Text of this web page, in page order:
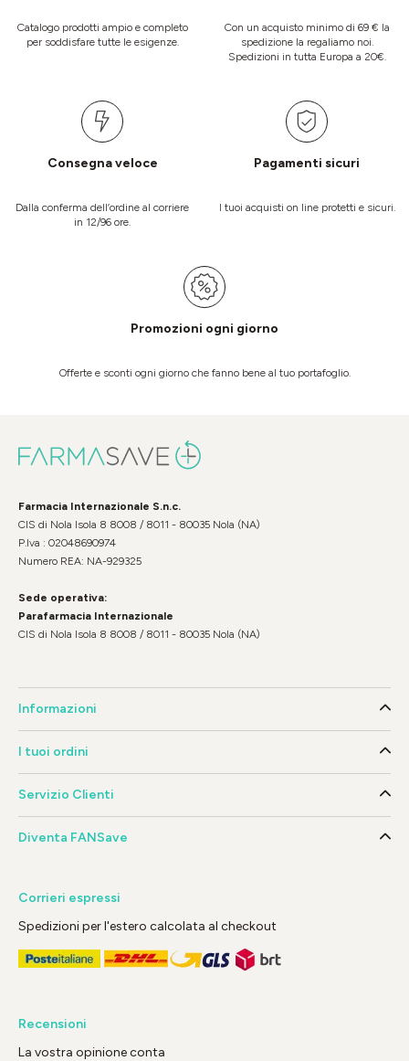
Catalogo prodotti ampio e completo
per soddisfare tutte le esigenze.
Con un acquisto minimo di 69 € la
spedizione la regaliamo noi.
Spedizioni in tutta Europa a 20€.
Consegna veloce
Dalla conferma dell’ordine al corriere
in 12/96 ore.
Pagamenti sicuri
I tuoi acquisti on line protetti e sicuri.
Promozioni ogni giorno
Offerte e sconti ogni giorno che fanno bene al tuo portafoglio.
Farmacia Internazionale S.n.c.
CIS di Nola Isola 8 8008 / 8011 - 80035 Nola (NA)
P.Iva : 02048690974
Numero REA: NA-929325
Sede operativa:
Parafarmacia Internazionale
CIS di Nola Isola 8 8008 / 8011 - 80035 Nola (NA)
Informazioni
I tuoi ordini
Servizio Clienti
Diventa FANSave
Corrieri espressi
Spedizioni per l'estero calcolata al checkout
Recensioni
La vostra opinione conta